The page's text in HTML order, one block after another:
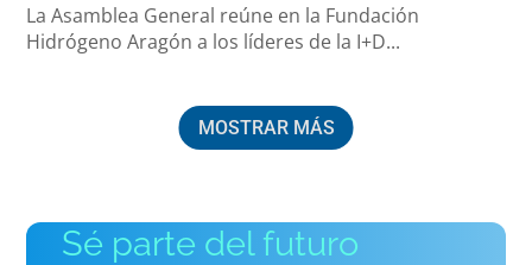
La Asamblea General reúne en la Fundación
Hidrógeno Aragón a los líderes de la I+D...
MOSTRAR MÁS
Sé parte del futuro